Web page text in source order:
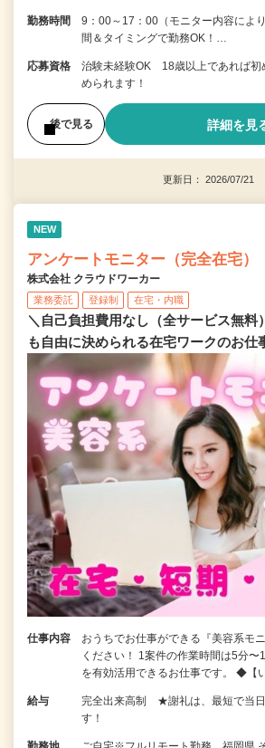
勤務時間
9：00～17：00（モニター内容によ
間＆タイミングで勤務OK！…
応募資格
治験未経験OK 18歳以上であれば初
められます！
後で見る 詳細を見
更新日： 2026/07/21
NEW
アンケートモニター（完全在宅）
株式会社 クラウドワーカー
業務委託 登録制 在宅・内職
＼自己負担費用なし（全サービス無
も自由に決められる在宅ワークのお仕
仕事内容
おうちでお仕事ができる『美容系モ
ください！ 1案件の作業時間は5分〜
を有効活用できるお仕事です。 ◆【
給与
完全出来高制 ★謝礼は、最短で当日
す！